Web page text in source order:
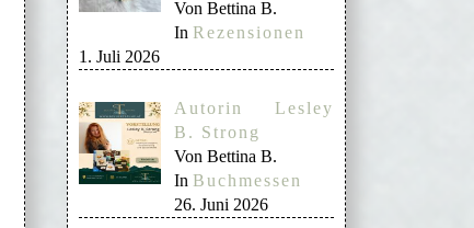
Von Bettina B.
In Rezensionen
1. Juli 2026
Autorin Lesley
B. Strong
Von Bettina B.
In Buchmessen
26. Juni 2026